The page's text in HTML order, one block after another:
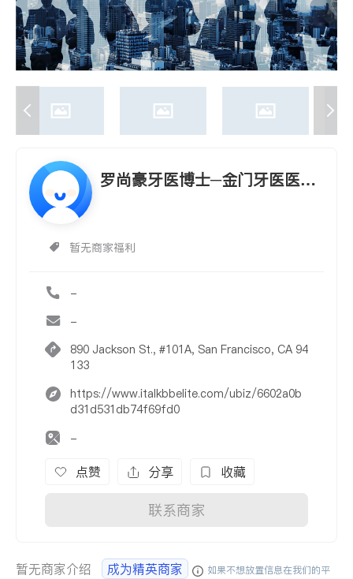
罗尚豪牙医博士─金门牙医医务
暂无商家福利
-
-
890 Jackson St., #101A, San Francisco, CA 94
133
https://www.italkbbelite.com/ubiz/6602a0b
d31d531db74f69fd0
-
点赞 分享 收藏
联系商家
暂无商家介绍 成为精英商家
如果不想放置信息在我们的平